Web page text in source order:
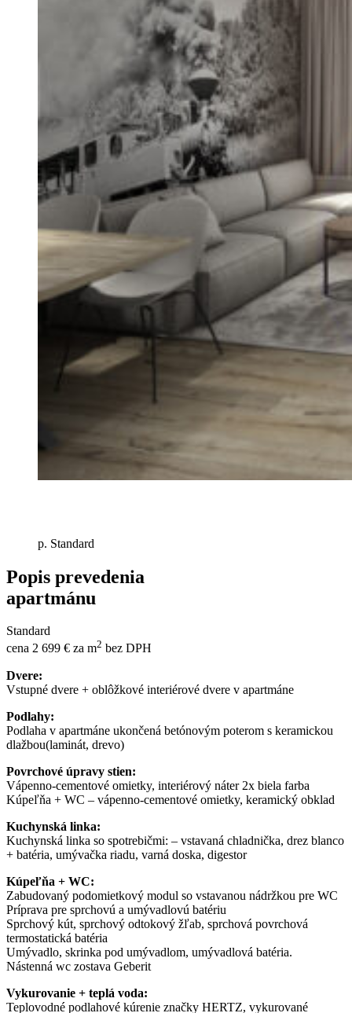
p. Standard
Popis prevedenia
apartmánu
Standard
cena 2 699 € za m2 bez DPH
Dvere:
Vstupné dvere + oblôžkové interiérové dvere v apartmáne
Podlahy:
Podlaha v apartmáne ukončená betónovým poterom s keramickou
dlažbou(laminát, drevo)
Povrchové úpravy stien:
Vápenno-cementové omietky, interiérový náter 2x biela farba
Kúpeľňa + WC – vápenno-cementové omietky, keramický obklad
Kuchynská linka:
Kuchynská linka so spotrebičmi: – vstavaná chladnička, drez blanco
+ batéria, umývačka riadu, varná doska, digestor
Kúpeľňa + WC:
Zabudovaný podomietkový modul so vstavanou nádržkou pre WC
Príprava pre sprchovú a umývadlovú batériu
Sprchový kút, sprchový odtokový žľab, sprchová povrchová
termostatická batéria
Umývadlo, skrinka pod umývadlom, umývadlová batéria.
Nástenná wc zostava Geberit
Vykurovanie + teplá voda:
Teplovodné podlahové kúrenie značky HERTZ, vykurované